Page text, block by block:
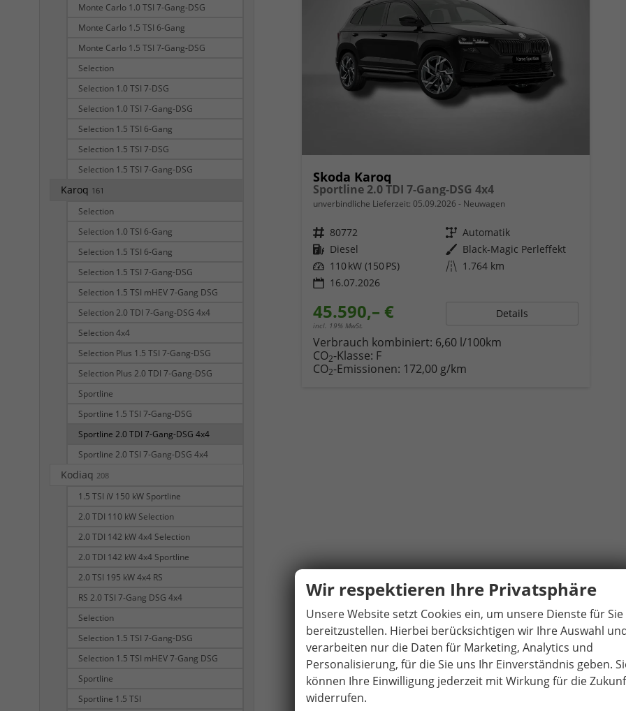
Skoda Karoq
Sportline 2.0 TDI 7-Gang-DSG 4x4
unverbindliche Lieferzeit: 05.09.2026 Neuwagen
Fahrzeugnr. 80772 Getriebe Automatik
Kraftstoff Diesel Außenfarbe Black-Magic Perleffekt
Leistung 110 kW (150 PS) Kilometerstand 1.764 km
16.07.2026
45.590,– €
incl. 19% MwSt.
Details
Verbrauch kombiniert: 6,60 l/100km
CO2-Klasse: F
CO2-Emissionen: 172,00 g/km
Monte Carlo 1.0 TSI 7-Gang-DSG
Monte Carlo 1.5 TSI 6-Gang
Monte Carlo 1.5 TSI 7-Gang-DSG
Selection
Selection 1.0 TSI 7-DSG
Selection 1.0 TSI 7-Gang-DSG
Selection 1.5 TSI 6-Gang
Selection 1.5 TSI 7-DSG
Selection 1.5 TSI 7-Gang-DSG
Karoq 161
Selection
Selection 1.0 TSI 6-Gang
Selection 1.5 TSI 6-Gang
Selection 1.5 TSI 7-Gang-DSG
Selection 1.5 TSI mHEV 7-Gang DSG
Selection 2.0 TDI 7-Gang-DSG 4x4
Selection 4x4
Selection Plus 1.5 TSI 7-Gang-DSG
Selection Plus 2.0 TDI 7-Gang-DSG
Sportline
Sportline 1.5 TSI 7-Gang-DSG
Sportline 2.0 TDI 7-Gang-DSG 4x4
Sportline 2.0 TSI 7-Gang-DSG 4x4
Kodiaq 208
1.5 TSI iV 150 kW Sportline
2.0 TDI 110 kW Selection
2.0 TDI 142 kW 4x4 Selection
2.0 TDI 142 kW 4x4 Sportline
2.0 TSI 195 kW 4x4 RS
RS 2.0 TSI 7-Gang DSG 4x4
Selection
Selection 1.5 TSI 7-Gang-DSG
Selection 1.5 TSI mHEV 7-Gang DSG
Sportline
Sportline 1.5 TSI
Wir respektieren Ihre Privatsphäre
Unsere Website setzt Cookies ein, um unsere Dienste für Sie
bereitzustellen. Hierbei berücksichtigen wir Ihre Auswahl
verarbeiten nur die Daten für Marketing, Analytics und
Personalisierung, für die Sie uns Ihr Einverständnis geben.
können Ihre Einwilligung jederzeit mit Wirkung für die
widerrufen.